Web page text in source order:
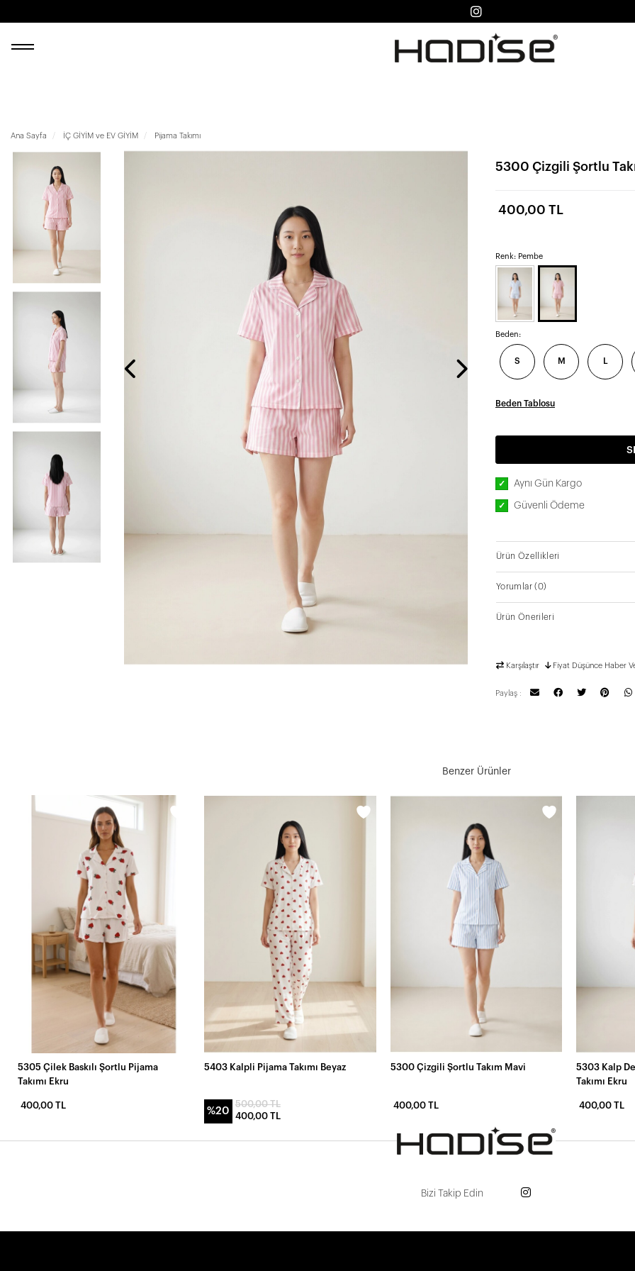
Ana Sayfa İÇ GİYİM ve EV GİYİM Pijama Takımı
5300 Çizgili Şortlu
400,00 TL
Renk: Pembe
Beden:
S M L
Beden Tablosu
✓ Aynı Gün Kargo
✓ Güvenli Ödeme
Ürün Özellikleri
Yorumlar(0)
Ürün Önerileri
Karşılaştır Fiyat Düşünce Haber
Paylaş :
Benzer Ürünler
5305 Çilek Baskılı Şortlu Pijama
Takımı Ekru
400,00 TL
5403 Kalpli Pijama Takımı Beyaz
%20
500,00 TL
400,00 TL
5300 Çizgili Şortlu Takım Mavi
400,00 TL
5303 Kalp
Takımı Ekru
400,00 TL
Bizi Takip Edin